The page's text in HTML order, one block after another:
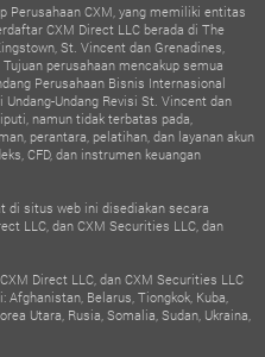
Perusahaan CXM, yang memiliki entitas
CXM Direct LLC berada di The
St. Vincent dan Grenadines,
perusahaan mencakup semua
Perusahaan Bisnis Internasional
Undang Revisi St. Vincent dan
namun tidak terbatas pada,
perantara, pelatihan, dan layanan akun
CFD, dan instrumen keuangan
di situs web ini disediakan secara
LLC, dan CXM Securities LLC, dan
Direct LLC, dan CXM Securities LLC
Belarus, Tiongkok, Kuba,
Utara, Rusia, Somalia, Sudan, Ukraina,